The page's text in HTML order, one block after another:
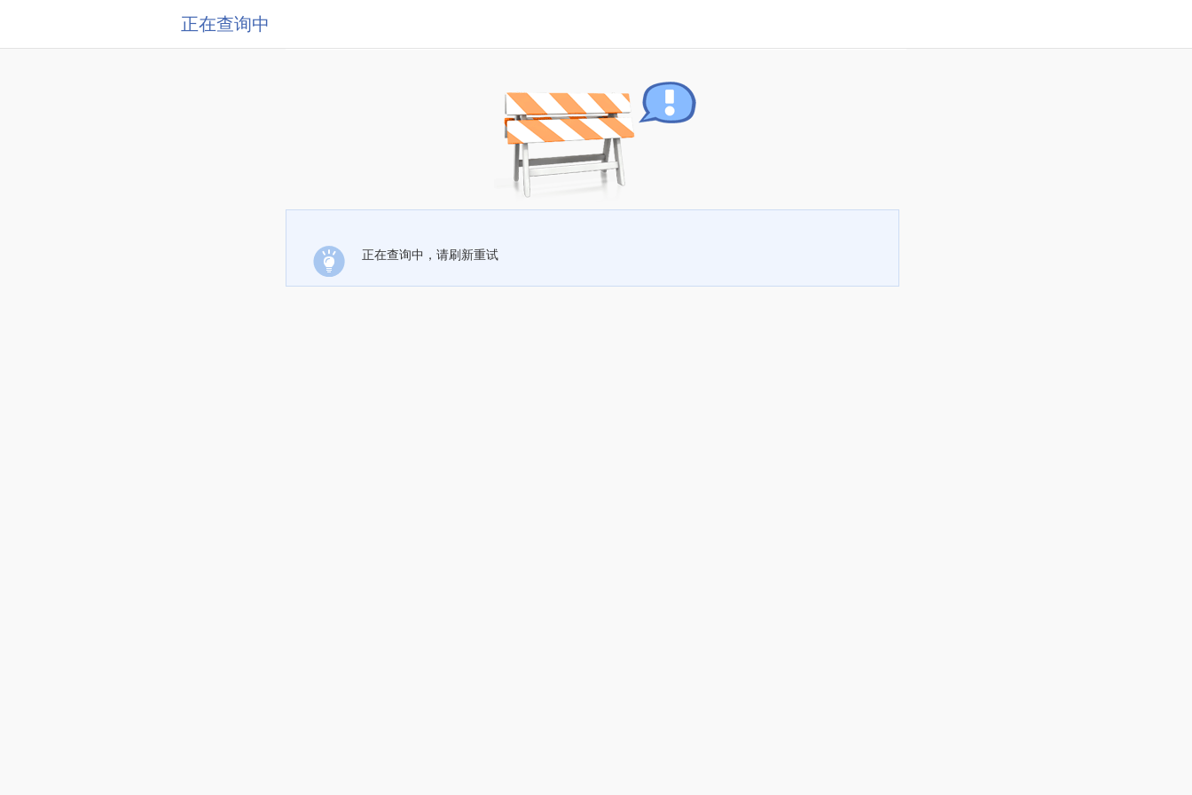
正在查询中
正在查询中，请刷新重试